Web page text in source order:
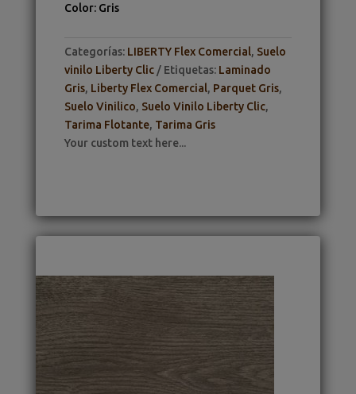
Color: Gris
Categorías: LIBERTY Flex Comercial, Suelo
vinilo Liberty Clic
Etiquetas: Laminado
Gris, Liberty Flex Comercial, Parquet Gris,
Suelo Vinilico, Suelo Vinilo Liberty Clic,
Tarima Flotante, Tarima Gris
Your custom text here...